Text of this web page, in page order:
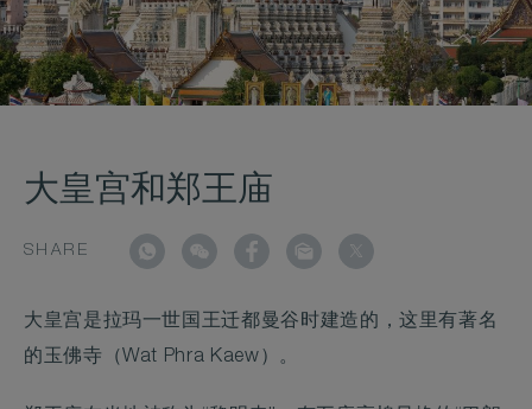
大皇宫和郑王庙
SHARE
大皇宫是拉玛一世国王迁都曼谷时建造的，这里有著名
的玉佛寺（Wat Phra Kaew）。